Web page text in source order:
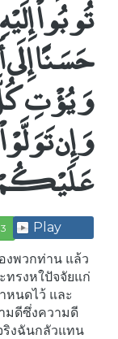
تُوبُواْ
حَسَنًا
وَيُؤْتِ
وَإِن
عَلَيْكُمْ
Play
งพวกท่าน แล้ว
ทรงหใปัจจัยแก่
หนดไว้ และ
มดีซึ่งความดี
ริงฉันกลัวแทน